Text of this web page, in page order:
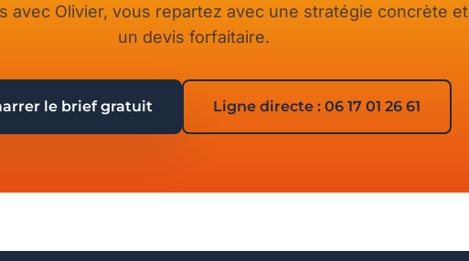
avec Olivier, vous repartez avec une stratégie concrète et
un devis forfaitaire.
le brief gratuit Ligne directe : 06 17 01 26 61